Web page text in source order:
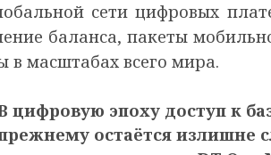
сети цифровых
баланса, пакеты
в масштабах всего мира.
цифровую эпоху доступ к
остаётся